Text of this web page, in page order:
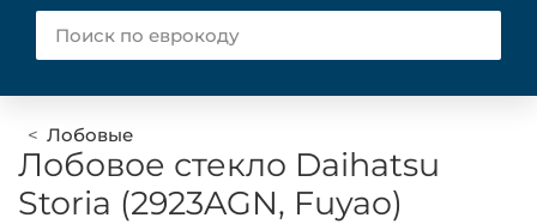
Лобовые
Лобовое стекло Daihatsu
Storia (2923AGN, Fuyao)